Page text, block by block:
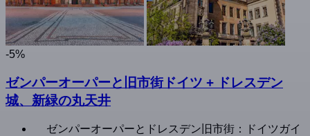
-5%
ゼンパーオーパーと旧市街ドイツ + ドレスデン
城、新緑の丸天井
ゼンパーオーパーとドレスデン旧市街：ドイツガイ